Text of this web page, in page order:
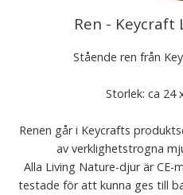
Ren - Keycraft
Stående ren från
Storlek: ca 24
Renen går i Keycrafts
av verklighetstrogna
Alla Living Nature-djur är
testade för att kunna ges till